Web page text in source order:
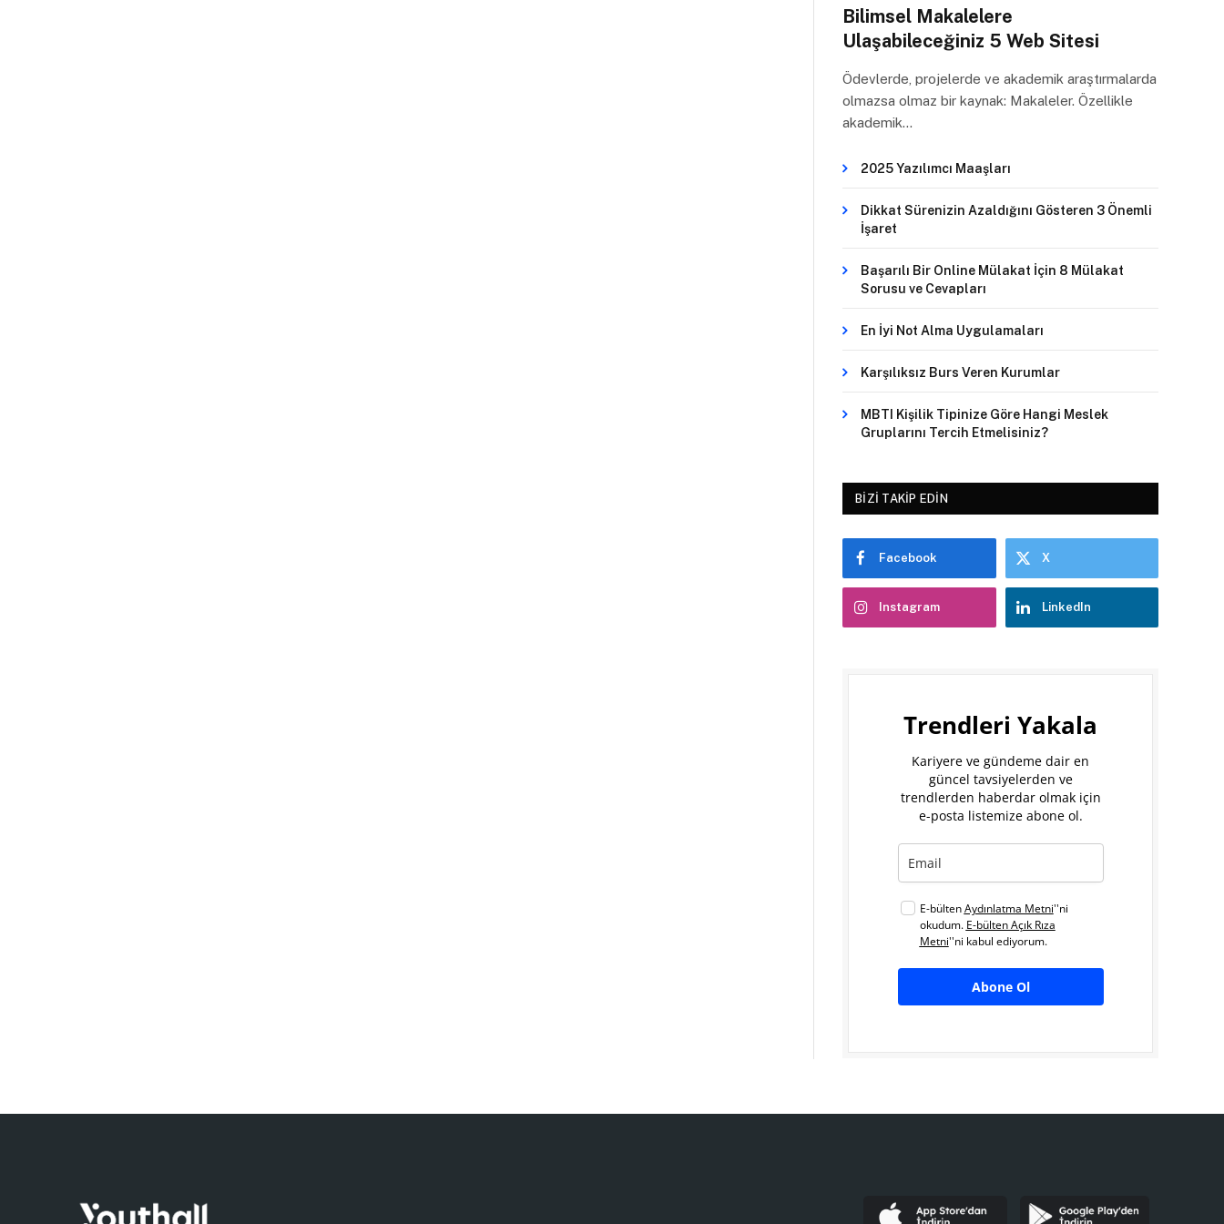
Bilimsel Makalelere
Ulaşabileceğiniz 5 Web Sitesi
Ödevlerde, projelerde ve akademik araştırmalarda
olmazsa olmaz bir kaynak: Makaleler. Özellikle
akademik…
2025 Yazılımcı Maaşları
Dikkat Sürenizin Azaldığını Gösteren 3 Önemli
İşaret
Başarılı Bir Online Mülakat İçin 8 Mülakat
Sorusu ve Cevapları
En İyi Not Alma Uygulamaları
Karşılıksız Burs Veren Kurumlar
MBTI Kişilik Tipinize Göre Hangi Meslek
Gruplarını Tercih Etmelisiniz?
BIZI TAKIP EDIN
Facebook X
Instagram LinkedIn
Trendleri Yakala
Kariyere ve gündeme dair en
güncel tavsiyelerden ve
trendlerden haberdar olmak için
e-posta listemize abone ol.
E-bültenAydınlatma Metni''ni
okudum. E-bülten Açık Rıza
Metni''ni kabul ediyorum.
Abone Ol